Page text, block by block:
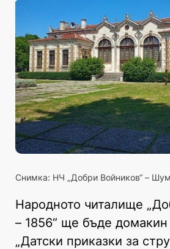
Снимка: НЧ „Добри Войников“ –
Народното читалище
– 1856“ ще бъде
„Датски приказки за